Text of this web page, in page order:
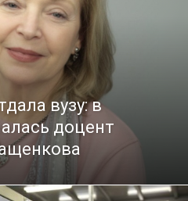
вузу: в
доцент